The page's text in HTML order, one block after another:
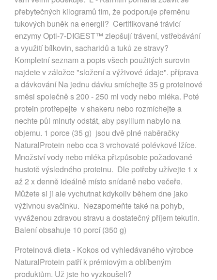
přebytečných kilogramů tím, že podporuje přeměnu
tukových buněk na energii? Certifikované trávicí
enzymy Opti-7-DIGEST™ zlepšují trávení, vstřebávání
a využití bílkovin, sacharidů a tuků ze stravy?
Kompletní seznam a popis všech použitých surovin
najdete v záložce "složení a výživové údaje". příprava
a dávkování Na jednu dávku smíchejte 35 g proteinové
směsi společně s 200 - 250 ml vody nebo mléka. Poté
protein protřepejte v shakeru nebo rozmíchejte a
nechte půl minuty odstát, aby psyllium nabylo na
objemu. 1 porce (35 g) jsou dvě plné naběračky
NaturalProtein nebo cca 3 vrchovaté polévkové lžíce.
Množství vody nebo mléka přizpůsobte požadované
hustotě výsledného proteinu. Dle potřeby užívejte 1 x
až 2 x denně ideálně místo snídaně nebo večeře.
Můžete si ji ale vychutnat kdykoliv během dne jako
výživnou svačinku. Nezapomeňte také na pohyb,
vyváženou zdravou stravu a dostatečný příjem tekutin.
Balení obsahuje 10 porcí (350 g)
Proteinová dieta - Kokos od vyhledávaného výrobce
NaturalProtein patří k prémiovým a oblíbeným
produktům. Už jste ho vyzkoušeli?